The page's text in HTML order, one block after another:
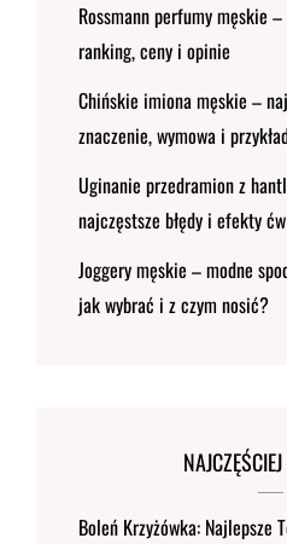
Rossmann perfumy męskie
ranking, ceny i opinie
Chińskie imiona męskie –
znaczenie, wymowa i
Uginanie przedramion z
najczęstsze błędy i efekty
Joggery męskie – modne
jak wybrać i z czym nosić?
Boleń Krzyżówka: Najlepsze